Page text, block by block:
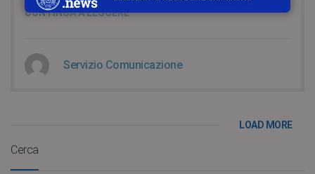
CONTINUA A LEGGERE
Servizio Comunicazione
LOAD MORE
Cerca